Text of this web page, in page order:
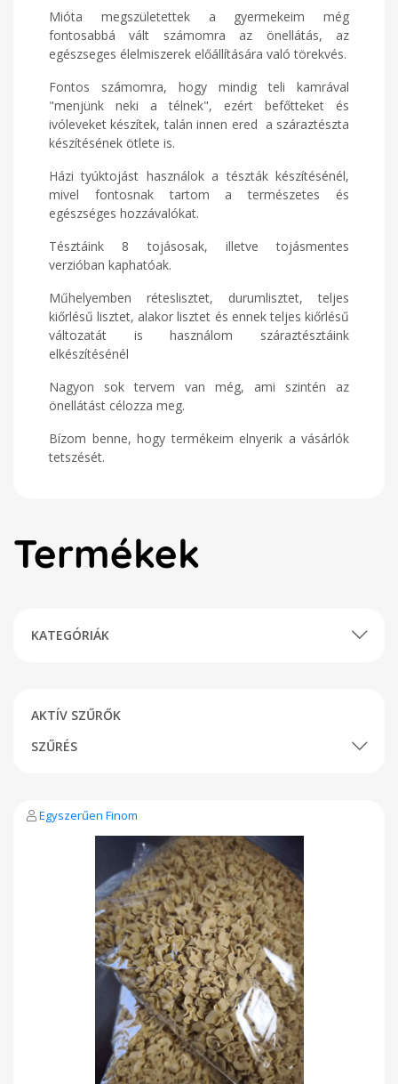
Mióta megszületettek a gyermekeim még
fontosabbá vált számomra az önellátás, az
egészseges élelmiszerek előállítására való törekvés.
Fontos számomra, hogy mindig teli kamrával
"menjünk neki a télnek", ezért befőtteket és
ivóleveket készítek, talán innen ered a száraztészta
készítésének ötlete is.
Házi tyúktojást használok a tészták készítésénél,
mivel fontosnak tartom a természetes és
egészséges hozzávalókat.
Tésztáink 8 tojásosak, illetve tojásmentes
verzióban kaphatóak.
Műhelyemben réteslisztet, durumlisztet, teljes
kiőrlésű lisztet, alakor lisztet és ennek teljes kiőrlésű
változatát is használom száraztésztáink
elkészítésénél
Nagyon sok tervem van még, ami szintén az
önellátást célozza meg.
Bízom benne, hogy termékeim elnyerik a vásárlók
tetszését.
Termékek
KATEGÓRIÁK
AKTÍV SZŰRŐK
SZŰRÉS
Egyszerűen Finom